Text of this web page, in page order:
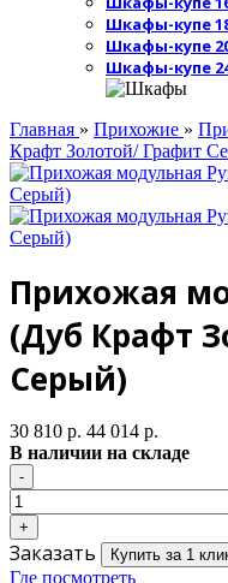
Шкафы-купе
Шкафы-купе
Шкафы-купе
Главная » Прихожие »
Крафт Золотой/ Графит
Прихожая
(Дуб Крафт
Серый)
30 810 р. 44 014 р.
В наличии на складе
Заказать Купить за 1
Где посмотреть